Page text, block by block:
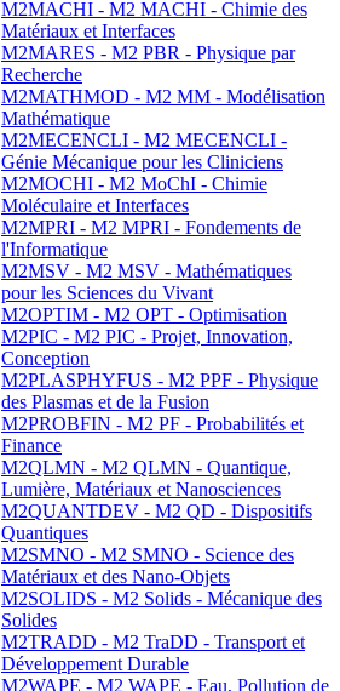
M2MACHI - M2 MACHI - Chimie des
Matériaux et Interfaces
M2MARES - M2 PBR - Physique par
Recherche
M2MATHMOD - M2 MM - Modélisation
Mathématique
M2MECENCLI - M2 MECENCLI -
Génie Mécanique pour les Cliniciens
M2MOCHI - M2 MoChI - Chimie
Moléculaire et Interfaces
M2MPRI - M2 MPRI - Fondements de
l'Informatique
M2MSV - M2 MSV - Mathématiques
pour les Sciences du Vivant
M2OPTIM - M2 OPT - Optimisation
M2PIC - M2 PIC - Projet, Innovation,
Conception
M2PLASPHYFUS - M2 PPF - Physique
des Plasmas et de la Fusion
M2PROBFIN - M2 PF - Probabilités et
Finance
M2QLMN - M2 QLMN - Quantique,
Lumière, Matériaux et Nanosciences
M2QUANTDEV - M2 QD - Dispositifs
Quantiques
M2SMNO - M2 SMNO - Science des
Matériaux et des Nano-Objets
M2SOLIDS - M2 Solids - Mécanique des
Solides
M2TRADD - M2 TraDD - Transport et
Développement Durable
M2WAPE - M2 WAPE - Eau, Pollution de